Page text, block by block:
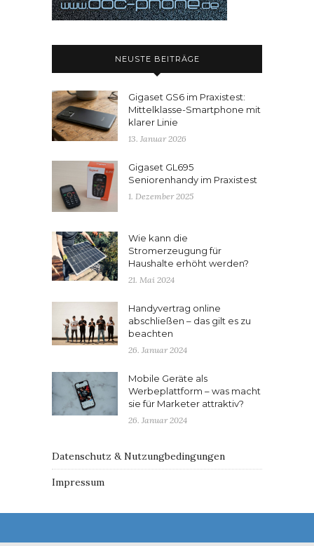
NEUSTE BEITRÄGE
Gigaset GS6 im Praxistest:
Mittelklasse-Smartphone mit
klarer Linie
13. Januar 2026
Gigaset GL695
Seniorenhandy im Praxistest
1. Dezember 2025
Wie kann die
Stromerzeugung für
Haushalte erhöht werden?
21. Mai 2024
Handyvertrag online
abschließen – das gilt es zu
beachten
26. Januar 2024
Mobile Geräte als
Werbeplattform – was macht
sie für Marketer attraktiv?
26. Januar 2024
Datenschutz & Nutzungbedingungen
Impressum